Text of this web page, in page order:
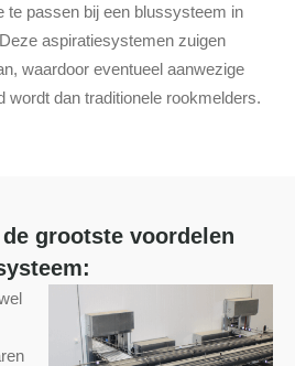
te passen bij een blussysteem in
aspiratiesystemen zuigen
waardoor eventueel aanwezige
wordt dan traditionele rookmelders.
grootste voordelen